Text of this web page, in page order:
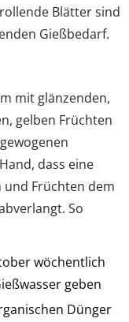
Blätter sind
Gießbedarf.
mit glänzenden,
gelben Früchten
dass eine
und Früchten dem
So
wöchentlich
geben
Dünger